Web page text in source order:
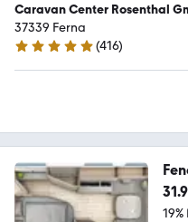
Caravan Center Rosenthal
37339 Ferna
5 Sterne
(416)